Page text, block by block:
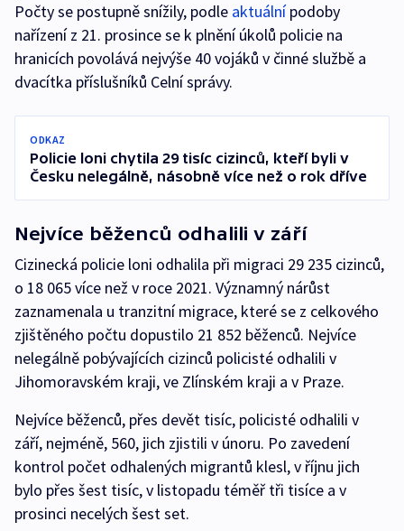
Počty se postupně snížily, podle aktuálnípodoby
nařízení z 21. prosince se k plnění úkolů policie na
hranicích povolává nejvýše 40 vojáků v činné službě a
dvacítka příslušníků Celní správy.
ODKAZ
Policie loni chytila 29 tisíc cizinců, kteří byli v
Česku nelegálně, násobně více než o rok dříve
Nejvíce běženců odhalili v září
Cizinecká policie loni odhalila při migraci 29 235 cizinců,
o 18 065 více než v roce 2021. Významný nárůst
zaznamenala u tranzitní migrace, které se z celkového
zjištěného počtu dopustilo 21 852 běženců. Nejvíce
nelegálně pobývajících cizinců policisté odhalili v
Jihomoravském kraji, ve Zlínském kraji a v Praze.
Nejvíce běženců, přes devět tisíc, policisté odhalili v
září, nejméně, 560, jich zjistili v únoru. Po zavedení
kontrol počet odhalených migrantů klesl, v říjnu jich
bylo přes šest tisíc, v listopadu téměř tři tisíce a v
prosinci necelých šest set.